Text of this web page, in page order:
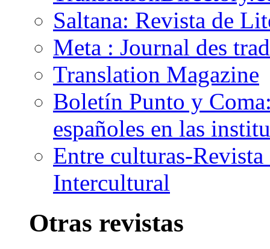
Saltana: Revista de
Meta : Journal des
Translation Magazine
Boletín Punto y
españoles en las
Entre culturas-
Intercultural
Otras revistas